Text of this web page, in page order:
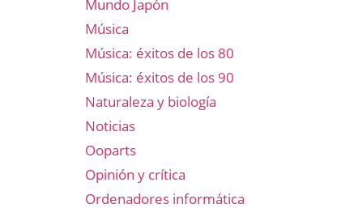
Mundo Japón
Música
Música: éxitos de los 80
Música: éxitos de los 90
Naturaleza y biología
Noticias
Ooparts
Opinión y crítica
Ordenadores informática